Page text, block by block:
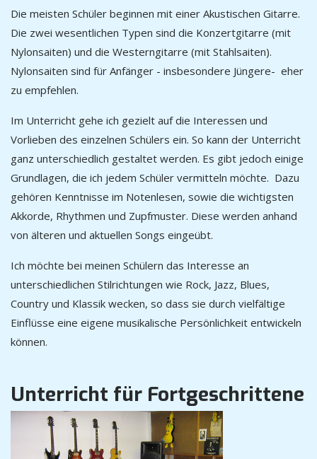
Die meisten Schüler beginnen mit einer Akustischen Gitarre.
Die zwei wesentlichen Typen sind die Konzertgitarre (mit
Nylonsaiten) und die Westerngitarre (mit Stahlsaiten).
Nylonsaiten sind für Anfänger - insbesondere Jüngere- eher
zu empfehlen.
Im Unterricht gehe ich gezielt auf die Interessen und
Vorlieben des einzelnen Schülers ein. So kann der Unterricht
ganz unterschiedlich gestaltet werden. Es gibt jedoch einige
Grundlagen, die ich jedem Schüler vermitteln möchte. Dazu
gehören Kenntnisse im Notenlesen, sowie die wichtigsten
Akkorde, Rhythmen und Zupfmuster. Diese werden anhand
von älteren und aktuellen Songs eingeübt.
Ich möchte bei meinen Schülern das Interesse an
unterschiedlichen Stilrichtungen wie Rock, Jazz, Blues,
Country und Klassik wecken, so dass sie durch vielfältige
Einflüsse eine eigene musikalische Persönlichkeit entwickeln
können.
Unterricht für Fortgeschrittene